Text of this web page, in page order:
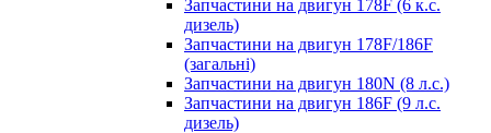
Запчастини на двигун 178F (6 к.с.
дизель)
Запчастини на двигун 178F/186F
(загальні)
Запчастини на двигун 180N (8 л.с.)
Запчастини на двигун 186F (9 л.с.
дизель)